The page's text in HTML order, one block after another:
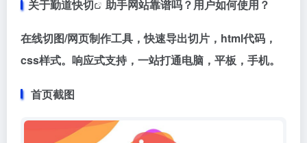
关于勤道快切 助手网站靠谱吗？用户如何使用？
在线切图/网页制作工具，快速导出切片，html代码，
css样式。响应式支持，一站打通电脑，平板，手机。
首页截图